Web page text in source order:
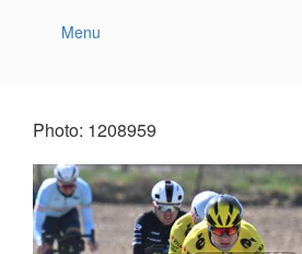
Menu
Photo: 1208959